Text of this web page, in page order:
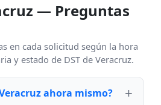
— Preguntas
en cada solicitud según la hora
y estado de DST de Veracruz.
ahora mismo?